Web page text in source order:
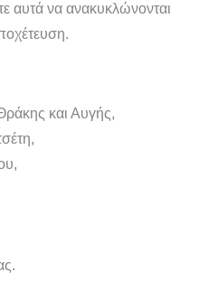
αυτά να ανακυκλώνονται
και Αυγής,